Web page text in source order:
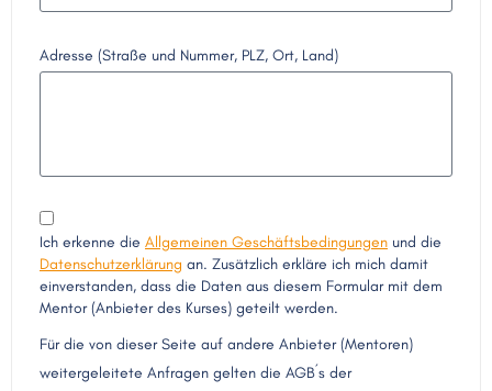
Adresse (Straße und Nummer, PLZ, Ort, Land)
Ich erkenne die Allgemeinen Geschäftsbedingungen und die
Datenschutzerklärung an. Zusätzlich erkläre ich mich damit
einverstanden, dass die Daten aus diesem Formular mit dem
Mentor (Anbieter des Kurses) geteilt werden.
Für die von dieser Seite auf andere Anbieter (Mentoren)
weitergeleitete Anfragen gelten die AGB´s der